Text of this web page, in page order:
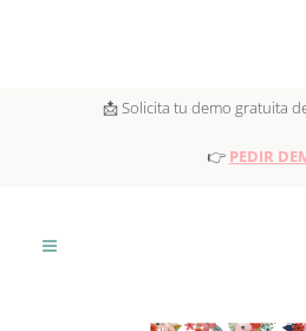
📩 Solicita tu demo gratuita
👉 PEDIR